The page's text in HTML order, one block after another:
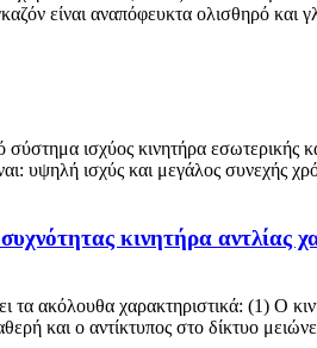
είναι αναπόφευκτα ολισθηρό και
σύστημα ισχύος κινητήρα
υψηλή ισχύς και μεγάλος συνεχής
κινητήρα αντλίας
ακόλουθα χαρακτηριστικά: (1) Ο
και ο αντίκτυπος στο δίκτυο